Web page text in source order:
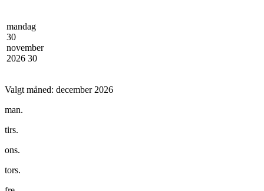
mandag
30
november
2026 30
Valgt måned: december 2026
man.
tirs.
ons.
tors.